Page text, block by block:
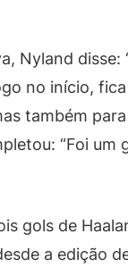
Nyland
no início,
também
“Foi
gols de
a edição